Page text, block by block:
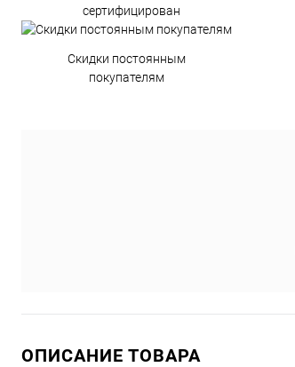
сертифицирован
Скидки постоянным
покупателям
ОПИСАНИЕ ТОВАРА